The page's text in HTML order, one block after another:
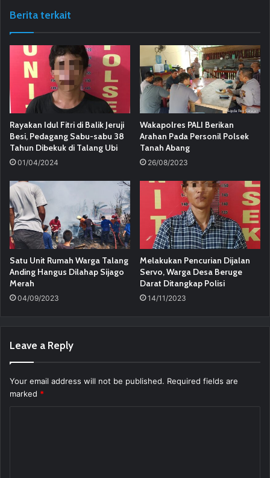
Berita terkait
Rayakan Idul Fitri di Balik Jeruji
Besi, Pedagang Sabu-sabu 38
Tahun Dibekuk di Talang Ubi
01/04/2024
Wakapolres PALI Berikan
Arahan Pada Personil Polsek
Tanah Abang
26/08/2023
Satu Unit Rumah Warga Talang
Anding Hangus Dilahap Sijago
Merah
04/09/2023
Melakukan Pencurian Dijalan
Servo, Warga Desa Beruge
Darat Ditangkap Polisi
14/11/2023
Leave a Reply
Your email address will not be published. Required fields are
marked *